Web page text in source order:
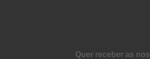
Quer receber as